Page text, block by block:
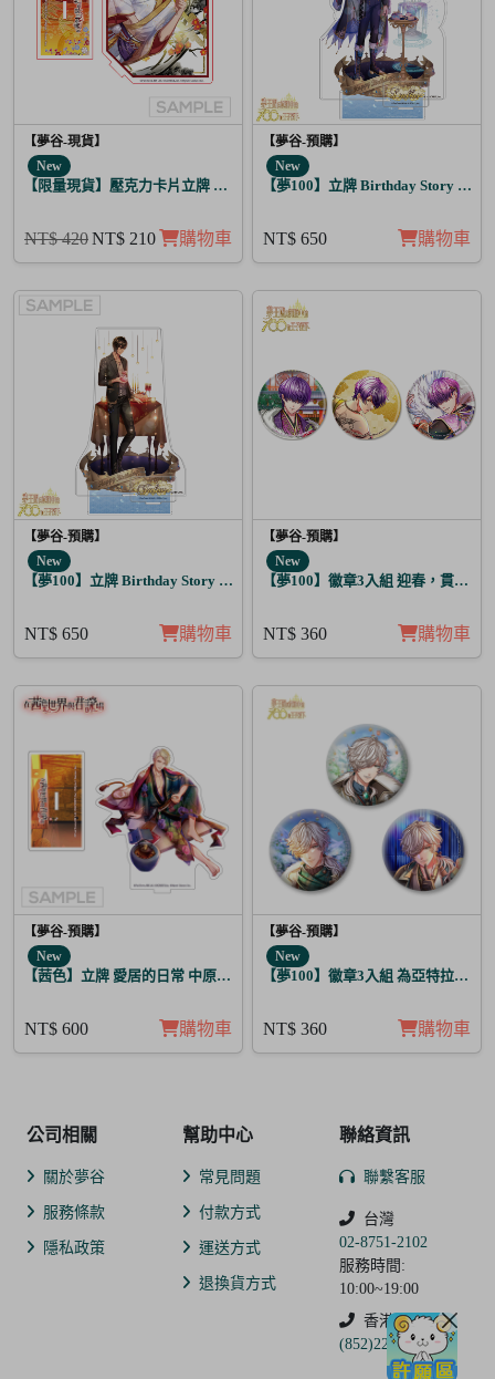
【夢谷-現貨】
New
【限量現貨】壓克力卡片立牌 傳遞心意的新春 坂本龍馬
NT$ 420NT$ 210 購物車
【夢谷-預購】
New
【夢100】立牌 Birthday Story 路魯
NT$ 650 購物車
【夢谷-預購】
New
【夢100】立牌 Birthday Story 尤里烏斯 月覺
NT$ 650 購物車
【夢谷-預購】
New
【夢100】徽章3入組 迎春，貫徹仁
NT$ 360 購物車
【夢谷-預購】
New
【茜色】立牌 愛居的日常 中原中也
NT$ 600 購物車
【夢谷-預購】
New
【夢100】徽章3入組 為亞特拉斯的
NT$ 360 購物車
公司相關
關於夢谷
服務條款
隱私政策
幫助中心
常見問題
付款方式
運送方式
退換貨方式
聯絡資訊
聯繫客服
台灣
02-8751-2102
服務時間:
10:00~19:00
香港
(852)2250-9311